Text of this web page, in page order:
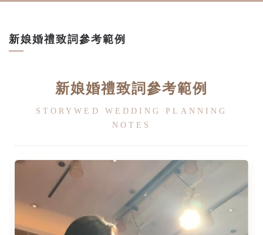
新娘婚禮致詞參考範例
新娘婚禮致詞參考範例
STORYWED WEDDING PLANNING
NOTES